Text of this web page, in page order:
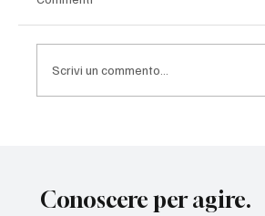
Scrivi un commento...
Conoscere per agire.